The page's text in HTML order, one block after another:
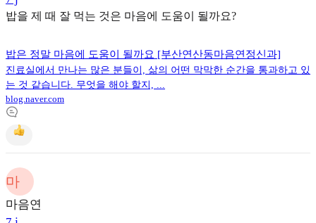
밥을 제 때 잘 먹는 것은 마음에 도움이 될까요?
밥은 정말 마음에 도움이 될까요 [부산연산동마음연정신과]
진료실에서 만나는 많은 분들이, 삶의 어떤 막막한 순간을 통과하고 있
는 것 같습니다. 무엇을 해야 할지, ...
blog.naver.com
마
마음연